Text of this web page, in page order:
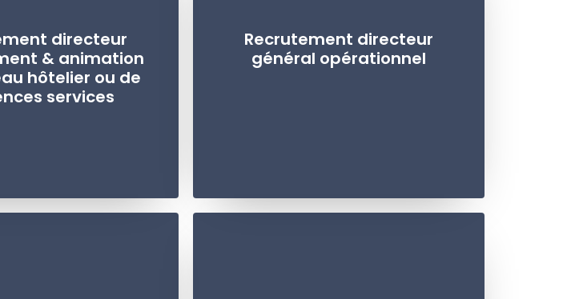
directeur
& animation
hôtelier ou de
services
Recrutement directeur
général opérationnel